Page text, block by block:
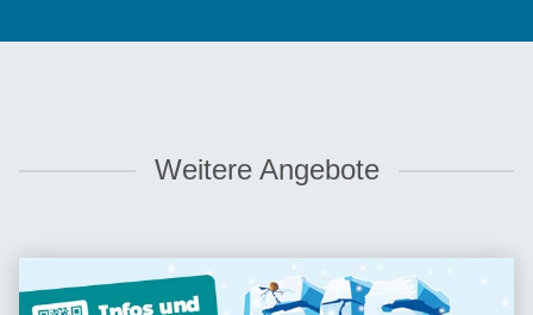
Weitere Angebote